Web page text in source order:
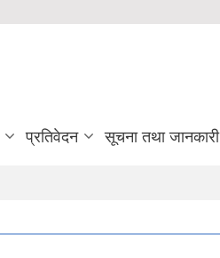
प्रतिवेदन सूचना तथा जानकारी